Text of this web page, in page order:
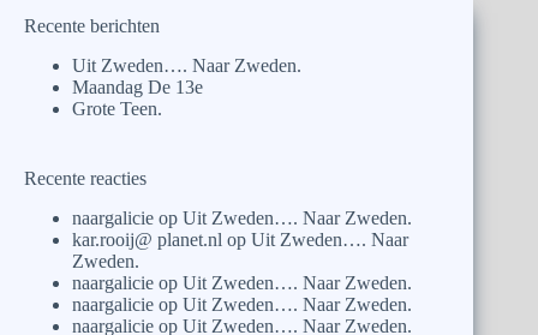
Recente berichten
Uit Zweden…. Naar Zweden.
Maandag De 13e
Grote Teen.
Recente reacties
naargalicie op Uit Zweden…. Naar Zweden.
kar.rooij@ planet.nl op Uit Zweden…. Naar
Zweden.
naargalicie op Uit Zweden…. Naar Zweden.
naargalicie op Uit Zweden…. Naar Zweden.
naargalicie op Uit Zweden…. Naar Zweden.